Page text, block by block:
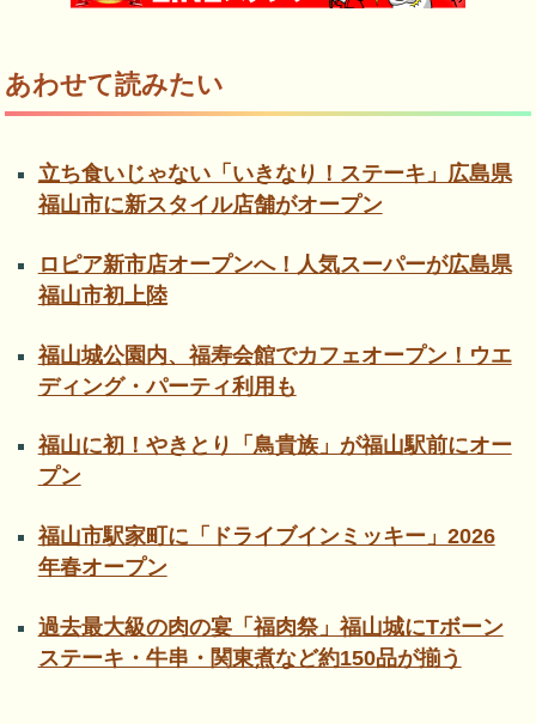
あわせて読みたい
立ち食いじゃない「いきなり！ステーキ」広島県
福山市に新スタイル店舗がオープン
ロピア新市店オープンへ！人気スーパーが広島県
福山市初上陸
福山城公園内、福寿会館でカフェオープン！ウエ
ディング・パーティ利用も
福山に初！やきとり「鳥貴族」が福山駅前にオー
プン
福山市駅家町に「ドライブインミッキー」2026
年春オープン
過去最大級の肉の宴「福肉祭」福山城にTボーン
ステーキ・牛串・関東煮など約150品が揃う